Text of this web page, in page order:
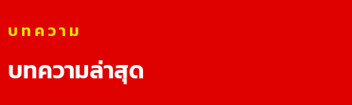
บทความ
บทความล่าสุด